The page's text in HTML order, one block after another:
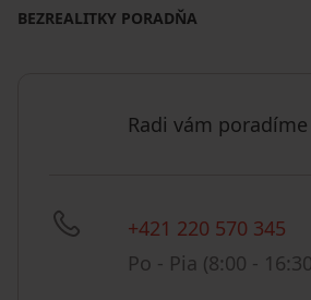
BEZREALITKY PORADŇA
Radi vám poradíme
+421 220 570 345
Po - Pia (8:00 -